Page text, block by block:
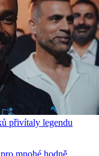
přivítaly legendu
mnohé hodně